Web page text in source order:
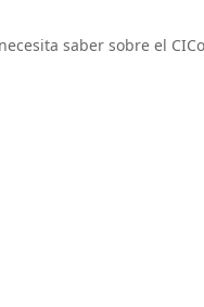
saber sobre el CI